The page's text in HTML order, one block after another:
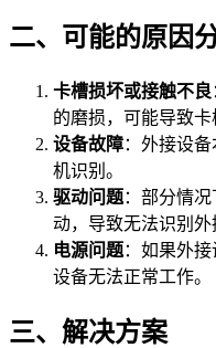
二、可能的原因
卡槽损坏或接触不良
的磨损，可能导致卡
设备故障：外接设
机识别。
驱动问题：部分情
动，导致无法识别外
电源问题：如果外
设备无法正常工作。
三、解决方案